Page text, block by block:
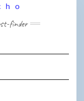
finder